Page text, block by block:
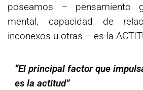
poseamos – pensamiento
mental, capacidad de
inconexos u otras – es la
“El principal factor que
es la actitud”